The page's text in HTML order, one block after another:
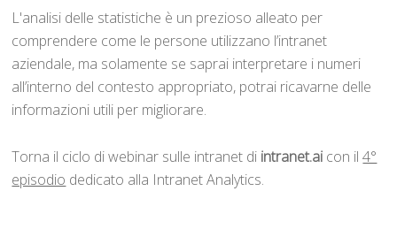
L'analisi delle statistiche è un prezioso alleato per
comprendere come le persone utilizzano l’intranet
aziendale, ma solamente se saprai interpretare i numeri
all’interno del contesto appropriato, potrai ricavarne delle
informazioni utili per migliorare.
Torna il ciclo di webinar sulle intranet di intranet.ai con il4°
episodio dedicato alla Intranet Analytics.